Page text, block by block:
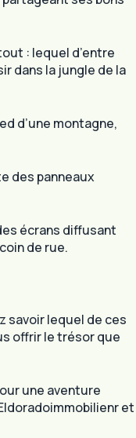
: lequel d’entre
dans la jungle de la
d’une montagne,
des panneaux
écrans diffusant
de rue.
savoir lequel de ces
offrir le trésor que
une aventure
et